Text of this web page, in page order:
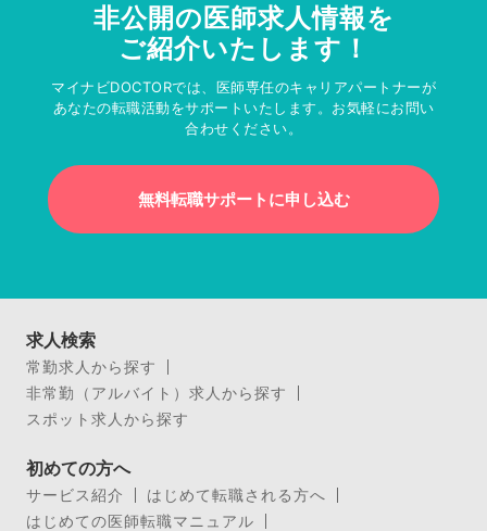
非公開の医師求人情報を
ご紹介いたします！
マイナビDOCTORでは、医師専任のキャリアパートナーが
あなたの転職活動をサポートいたします。お気軽にお問い
合わせください。
無料転職サポートに申し込む
求人検索
常勤求人から探す
非常勤（アルバイト）求人から探す
スポット求人から探す
初めての方へ
サービス紹介
はじめて転職される方へ
はじめての医師転職マニュアル